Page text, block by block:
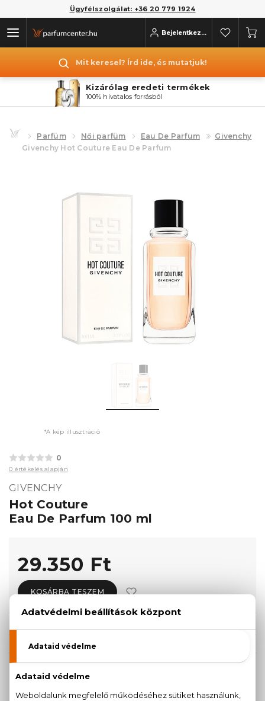
Ügyfélszolgálat: +36 20 779 1924
Bejelentkezés
Mit keresel? Írd ide, és mutatjuk!
Kizárólag eredeti termékek
100% hivatalos forrásból
Parfüm Női parfüm Eau De Parfum
Givenchy
Givenchy Hot Couture Eau De Parfum
*A kép illusztráció
0
0 értékelés alapján
GIVENCHY
Hot Couture
Eau De Parfum 100 ml
29.350 Ft
KOSÁRBA TESZEM